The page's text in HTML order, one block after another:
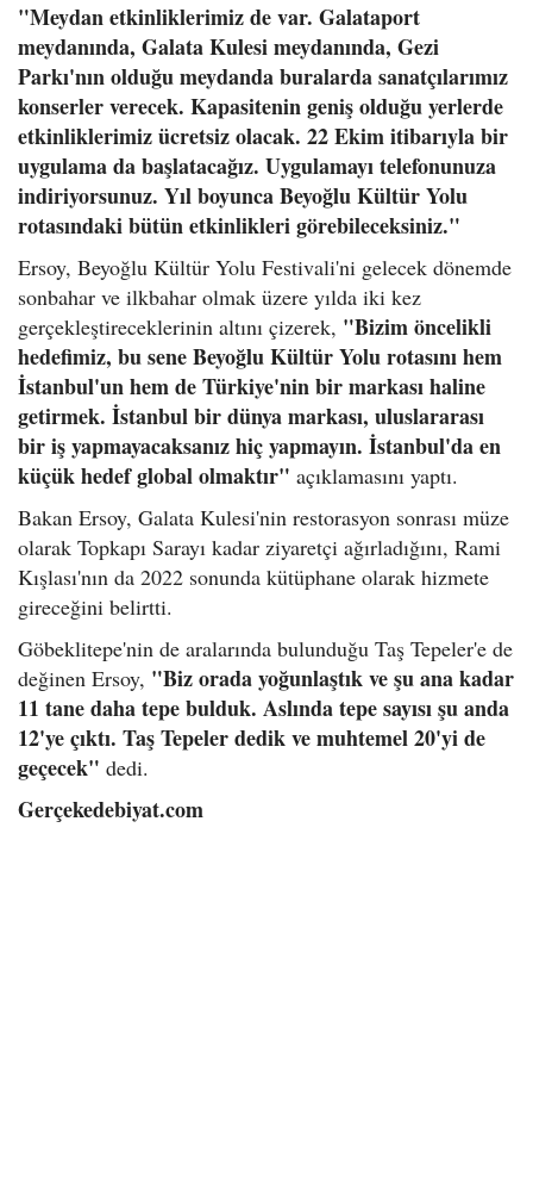
"Meydan etkinliklerimiz de var. Galataport
meydanında, Galata Kulesi meydanında, Gezi
Parkı'nın olduğu meydanda buralarda sanatçılarımız
konserler verecek. Kapasitenin geniş olduğu yerlerde
etkinliklerimiz ücretsiz olacak. 22 Ekim itibarıyla bir
uygulama da başlatacağız. Uygulamayı telefonunuza
indiriyorsunuz. Yıl boyunca Beyoğlu Kültür Yolu
rotasındaki bütün etkinlikleri görebileceksiniz."
Ersoy, Beyoğlu Kültür Yolu Festivali'ni gelecek dönemde
sonbahar ve ilkbahar olmak üzere yılda iki kez
gerçekleştireceklerinin altını çizerek, "Bizim öncelikli
hedefimiz, bu sene Beyoğlu Kültür Yolu rotasını hem
İstanbul'un hem de Türkiye'nin bir markası haline
getirmek. İstanbul bir dünya markası, uluslararası
bir iş yapmayacaksanız hiç yapmayın. İstanbul'da en
küçük hedef global olmaktır" açıklamasını yaptı.
Bakan Ersoy, Galata Kulesi'nin restorasyon sonrası müze
olarak Topkapı Sarayı kadar ziyaretçi ağırladığını, Rami
Kışlası'nın da 2022 sonunda kütüphane olarak hizmete
gireceğini belirtti.
Göbeklitepe'nin de aralarında bulunduğu Taş Tepeler'e de
değinen Ersoy, "Biz orada yoğunlaştık ve şu ana kadar
11 tane daha tepe bulduk. Aslında tepe sayısı şu anda
12'ye çıktı. Taş Tepeler dedik ve muhtemel 20'yi de
geçecek" dedi.
Gerçekedebiyat.com